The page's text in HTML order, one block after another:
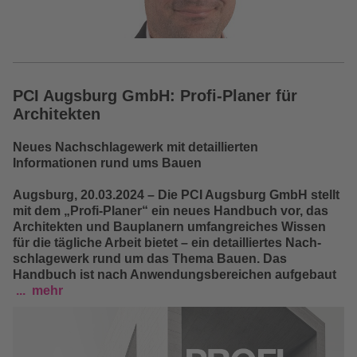
PCI Augsburg GmbH: Profi-Planer für
Architekten
Neues Nachschlagewerk mit detaillierten
Informationen rund ums Bauen
Augsburg, 20.03.2024 – Die PCI Augsburg GmbH stellt
mit dem „Profi-Planer“ ein neues Handbuch vor, das
Architekten und Bauplanern um­fangreiches Wissen
für die tägliche Arbeit bietet – ein detailliertes Nach­
schlagewerk rund um das Thema Bauen. Das
Handbuch ist nach Anwen­dungsbereichen aufgebaut
mehr